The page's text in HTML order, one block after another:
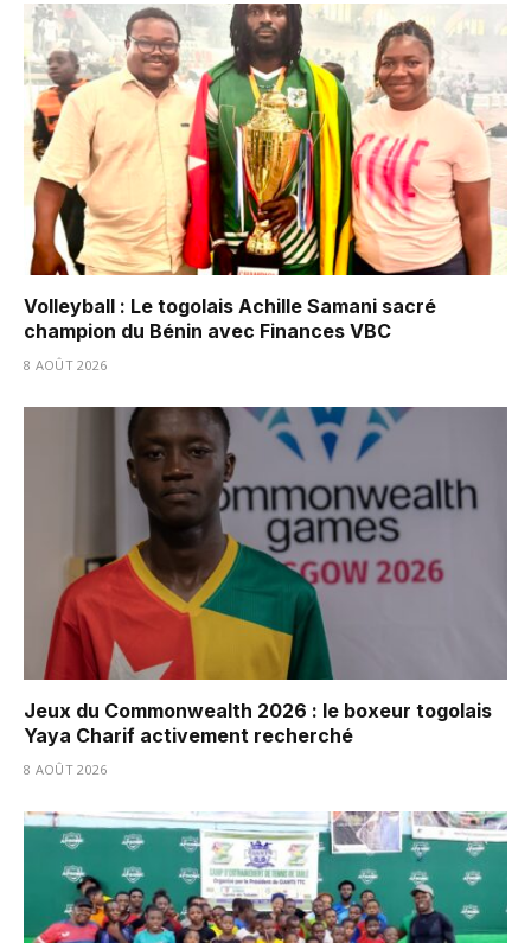
Volleyball : Le togolais Achille Samani sacré
champion du Bénin avec Finances VBC
8 AOÛT 2026
Jeux du Commonwealth 2026 : le boxeur togolais
Yaya Charif activement recherché
8 AOÛT 2026